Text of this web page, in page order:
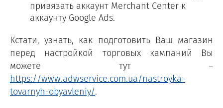
привязать аккаунт Merchant Center к
аккаунту Google Ads.
Кстати, узнать, как подготовить Ваш магазин
перед настройкой торговых кампаний Вы
можете тут ―
https://www.adwservice.com.ua/nastroyka-
tovarnyh-obyavleniy/.